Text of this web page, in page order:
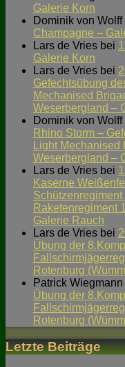
Galerie Korn
Dominik von
Champagne –
Lars de Vries bei
Galerie Korn
Lars de Vries bei
Gefechtsübung
Mechanised
Weserbergland –
Dominik von
Rhino Storm –
Light
Weserbergland –
Lars de Vries bei
Kaserne
Schützenregiment
Raketenregiment
Galerie Rauch
Lars de Vries bei
Übung der
Rotenburg
Patrick Wiegmann
Übung der
Rotenburg
Letzte Beiträge